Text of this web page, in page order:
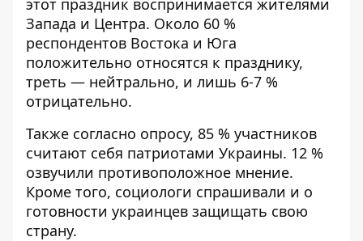
этот праздник воспринимается жителями
Запада и Центра. Около 60 %
респондентов Востока и Юга
положительно относятся к празднику,
треть — нейтрально, и лишь 6-7 %
отрицательно.
Также согласно опросу, 85 % участников
считают себя патриотами Украины. 12 %
озвучили противоположное мнение.
Кроме того, социологи спрашивали и о
готовности украинцев защищать свою
страну.